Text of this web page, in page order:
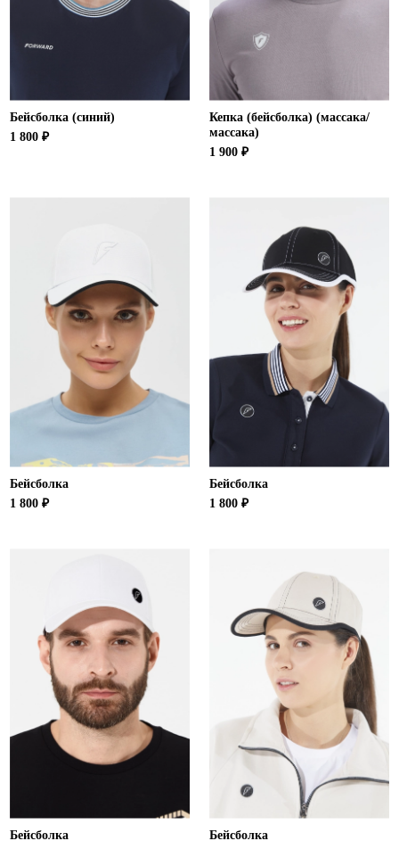
Бейсболка (синий)
1 800 ₽
Кепка (бейсболка) (массака/
массака)
1 900 ₽
Бейсболка
1 800 ₽
Бейсболка
1 800 ₽
Бейсболка Бейсболка